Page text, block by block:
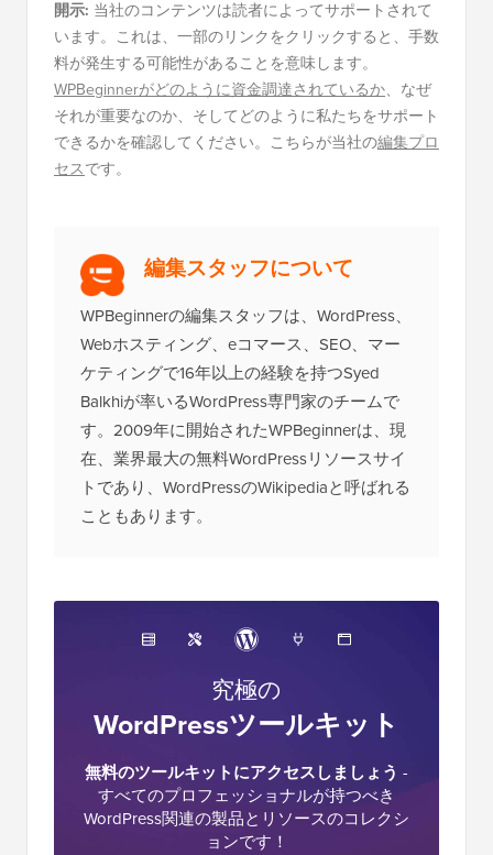
開示: 当社のコンテンツは読者によってサポートされて
います。これは、一部のリンクをクリックすると、手数
料が発生する可能性があることを意味します。
WPBeginnerがどのように資金調達されているか、なぜ
それが重要なのか、そしてどのように私たちをサポート
できるかを確認してください。こちらが当社の編集プロ
セスです。
編集スタッフについて
WPBeginnerの編集スタッフは、WordPress、
Webホスティング、eコマース、SEO、マー
ケティングで16年以上の経験を持つSyed
Balkhiが率いるWordPress専門家のチームで
す。2009年に開始されたWPBeginnerは、現
在、業界最大の無料WordPressリソースサイ
トであり、WordPressのWikipediaと呼ばれる
こともあります。
究極の
WordPressツールキット
無料のツールキットにアクセスしましょう -
すべてのプロフェッショナルが持つべき
WordPress関連の製品とリソースのコレクシ
ョンです！